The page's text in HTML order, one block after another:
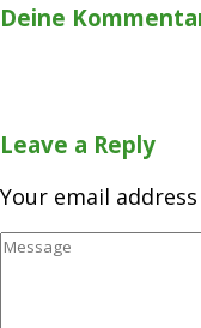
Deine
Leave a Reply
Your email